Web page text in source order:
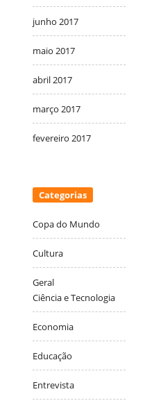
junho 2017
maio 2017
abril 2017
março 2017
fevereiro 2017
Categorias
Copa do Mundo
Cultura
Geral
Ciência e Tecnologia
Economia
Educação
Entrevista